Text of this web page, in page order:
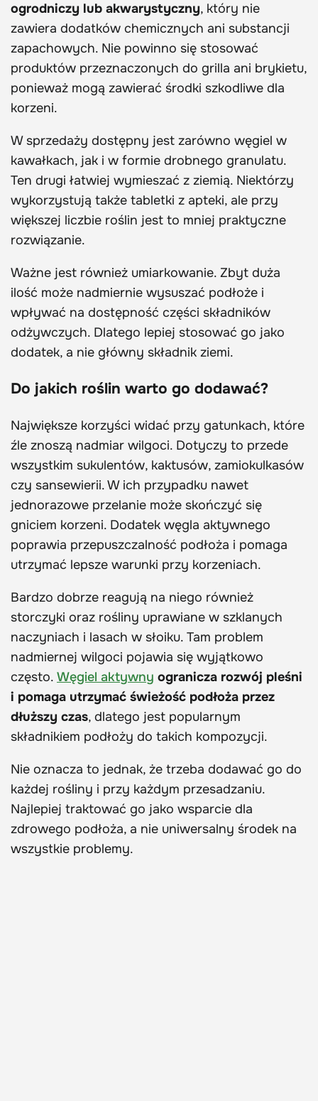
ogrodniczy lub akwarystyczny, który nie
zawiera dodatków chemicznych ani substancji
zapachowych. Nie powinno się stosować
produktów przeznaczonych do grilla ani brykietu,
ponieważ mogą zawierać środki szkodliwe dla
korzeni.
W sprzedaży dostępny jest zarówno węgiel w
kawałkach, jak i w formie drobnego granulatu.
Ten drugi łatwiej wymieszać z ziemią. Niektórzy
wykorzystują także tabletki z apteki, ale przy
większej liczbie roślin jest to mniej praktyczne
rozwiązanie.
Ważne jest również umiarkowanie. Zbyt duża
ilość może nadmiernie wysuszać podłoże i
wpływać na dostępność części składników
odżywczych. Dlatego lepiej stosować go jako
dodatek, a nie główny składnik ziemi.
Do jakich roślin warto go dodawać?
Największe korzyści widać przy gatunkach, które
źle znoszą nadmiar wilgoci. Dotyczy to przede
wszystkim sukulentów, kaktusów, zamiokulkasów
czy sansewierii. W ich przypadku nawet
jednorazowe przelanie może skończyć się
gniciem korzeni. Dodatek węgla aktywnego
poprawia przepuszczalność podłoża i pomaga
utrzymać lepsze warunki przy korzeniach.
Bardzo dobrze reagują na niego również
storczyki oraz rośliny uprawiane w szklanych
naczyniach i lasach w słoiku. Tam problem
nadmiernej wilgoci pojawia się wyjątkowo
często. Węgiel aktywny ogranicza rozwój pleśni
i pomaga utrzymać świeżość podłoża przez
dłuższy czas, dlatego jest popularnym
składnikiem podłoży do takich kompozycji.
Nie oznacza to jednak, że trzeba dodawać go do
każdej rośliny i przy każdym przesadzaniu.
Najlepiej traktować go jako wsparcie dla
zdrowego podłoża, a nie uniwersalny środek na
wszystkie problemy.